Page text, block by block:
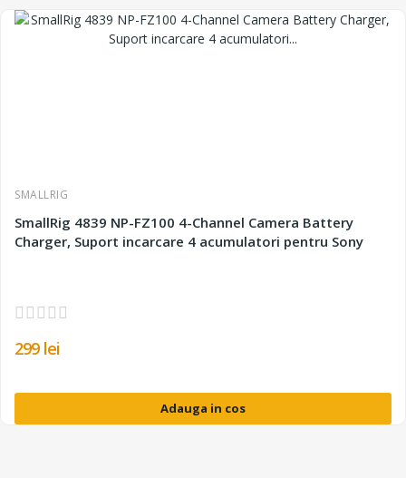
SMALLRIG
SmallRig 4839 NP-FZ100 4-Channel Camera Battery
Charger, Suport incarcare 4 acumulatori pentru Sony
299 lei
Adauga in cos